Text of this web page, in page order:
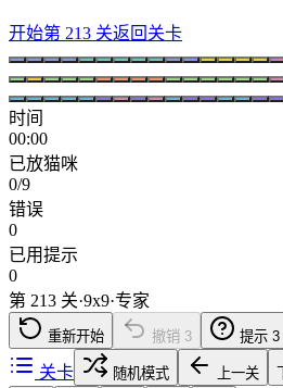
开始第 213 关返回关卡
时间
00:00
已放猫咪
0/9
错误
0
已用提示
0
第 213 关·9x9·专家
重新开始 撤销 3 提示 3
关卡 随机模式 上一关